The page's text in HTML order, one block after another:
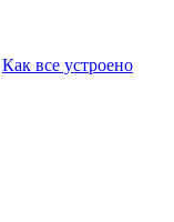
Как все устроено